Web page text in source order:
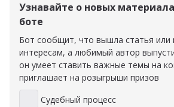
Узнавайте о новых
боте
Бот сообщит, что вышла статья
интересам, а любимый автор
он умеет ставить важные темы на
приглашает на розыгрыши призов
Судебный процесс
Судебный процесс